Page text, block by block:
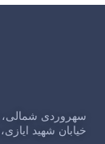
سهروردی شمالی،
خیابان شهید ایازی،